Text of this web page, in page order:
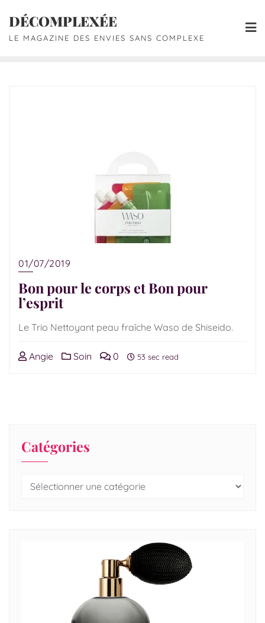
DÉCOMPLEXÉE
LE MAGAZINE DES ENVIES SANS COMPLEXE
01/07/2019
Bon pour le corps et Bon pour
l’esprit
Le Trio Nettoyant peau fraîche Waso de Shiseido.
Angie Soin 0 53 sec read
Catégories